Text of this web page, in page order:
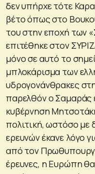
δεν υπήρχε τότε
βέτο όπως στο
του στην εποχή των
επιτέθηκε στον
μόνο σε αυτό το
μπλοκάρισμα των
υδρογονάνθρακες
παρελθόν ο Σαμαράς
κυβέρνηση
πολιτική, ωστόσο με
ερευνών έκανε λόγο
από τον
έρευνες, η Ευρώπη θα